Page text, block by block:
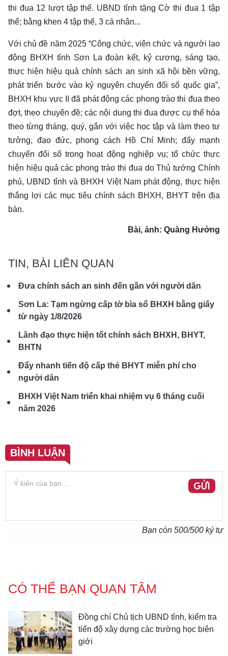
thi đua 12 lượt tập thể. UBND tỉnh tặng Cờ thi đua 1 tập
thể; bằng khen 4 tập thể, 3 cá nhân...
Với chủ đề năm 2025 “Công chức, viên chức và người lao
động BHXH tỉnh Sơn La đoàn kết, kỷ cương, sáng tạo,
thực hiện hiệu quả chính sách an sinh xã hội bền vững,
phát triển bước vào kỷ nguyên chuyển đổi số quốc gia”,
BHXH khu vực II đã phát động các phong trào thi đua theo
đợt, theo chuyên đề; các nội dung thi đua được cụ thể hóa
theo từng tháng, quý, gắn với việc học tập và làm theo tư
tưởng, đạo đức, phong cách Hồ Chí Minh; đẩy mạnh
chuyển đổi số trong hoạt động nghiệp vụ; tổ chức thực
hiện hiệu quả các phong trào thi đua do Thủ tướng Chính
phủ, UBND tỉnh và BHXH Việt Nam phát động, thực hiện
thắng lợi các mục tiêu chính sách BHXH, BHYT trên địa
bàn.
Bài, ảnh: Quàng Hưởng
TIN, BÀI LIÊN QUAN
Đưa chính sách an sinh đến gần với người dân
Sơn La: Tạm ngừng cấp tờ bìa sổ BHXH bằng giấy
từ ngày 1/8/2026
Lãnh đạo thực hiện tốt chính sách BHXH, BHYT,
BHTN
Đẩy nhanh tiến độ cấp thẻ BHYT miễn phí cho
người dân
BHXH Việt Nam triển khai nhiệm vụ 6 tháng cuối
năm 2026
BÌNH LUẬN
GỬI
Bạn còn 500/500 ký tự
CÓ THỂ BẠN QUAN TÂM
Đồng chí Chủ tịch UBND tỉnh, kiểm tra
tiến độ xây dựng các trường học biên
giới